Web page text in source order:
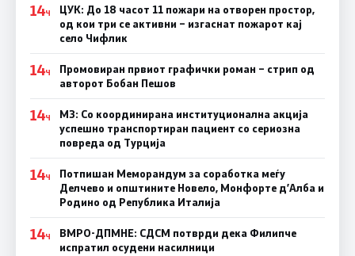
14Ч
ЦУК: До 18 часот 11 пожари на отворен простор,
од кои три се активни – изгаснат пожарот кај
село Чифлик
14Ч
Промовиран првиот графички роман – стрип од
авторот Бобан Пешов
14Ч
МЗ: Со координирана институционална акција
успешно транспортиран пациент со сериозна
повреда од Турција
14Ч
Потпишан Меморандум за соработка меѓу
Делчево и општините Новело, Монфорте д’Алба и
Родино од Република Италија
14Ч
ВМРО-ДПМНЕ: СДСM потврди дека Филипче
испратил осудени насилници